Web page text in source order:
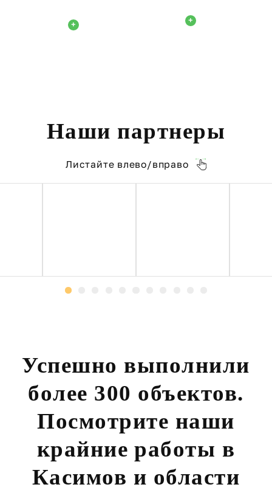
+ +
Наши партнеры
Листайте влево/вправо
Успешно выполнили
более 300 объектов.
Посмотрите наши
крайние работы в
Касимов и области